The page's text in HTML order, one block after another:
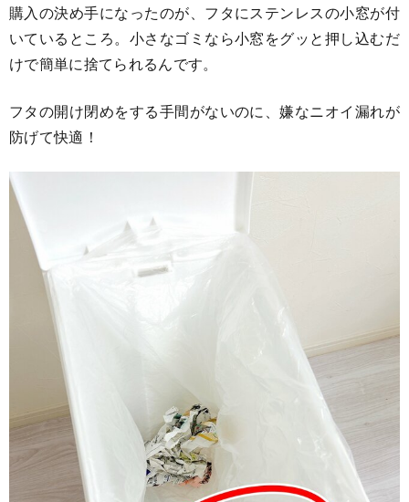
購入の決め手になったのが、フタにステンレスの小窓が付
いているところ。小さなゴミなら小窓をグッと押し込むだ
けで簡単に捨てられるんです。
フタの開け閉めをする手間がないのに、嫌なニオイ漏れが
防げて快適！